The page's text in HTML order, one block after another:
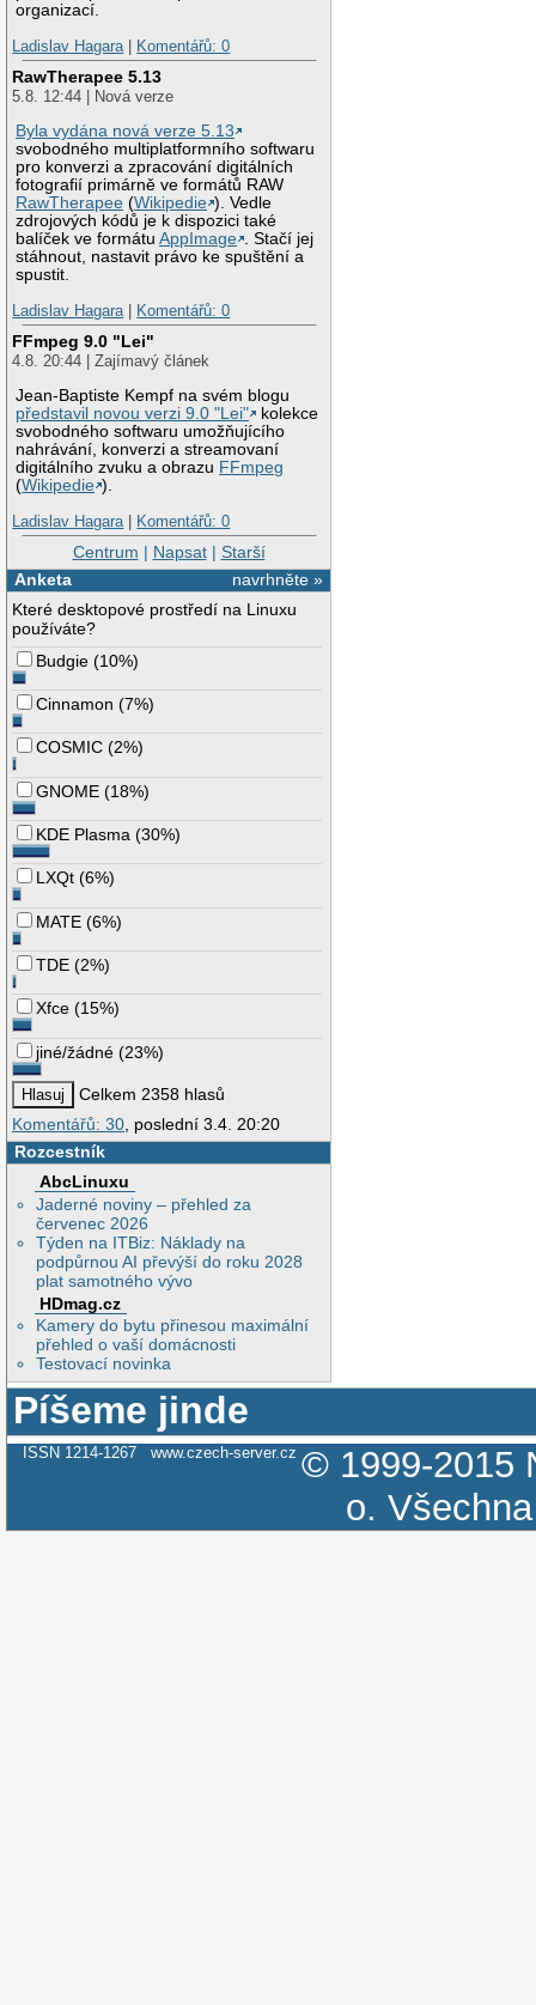
organizací.
Ladislav Hagara | Komentářů: 0
RawTherapee 5.13
5.8. 12:44 | Nová verze
Byla vydána nová verze 5.13
svobodného multiplatformního softwaru
pro konverzi a zpracování digitálních
fotografií primárně ve formátů RAW
RawTherapee (Wikipedie ). Vedle
zdrojových kódů je k dispozici také
balíček ve formátuAppImage
. Stačí jej
stáhnout, nastavit právo ke spuštění a
spustit.
Ladislav Hagara | Komentářů: 0
FFmpeg 9.0 "Lei"
4.8. 20:44 | Zajímavý článek
Jean-Baptiste Kempf na svém blogu
představil novou verzi 9.0 "Lei"
kolekce
svobodného softwaru umožňujícího
nahrávání, konverzi a streamovaní
digitálního zvuku a obrazu FFmpeg
(Wikipedie ).
Ladislav Hagara | Komentářů: 0
Centrum | Napsat| Starší
navrhněte »
Anketa
Které desktopové prostředí na Linuxu
používáte?
Budgie (10%)
Cinnamon (7%)
COSMIC (2%)
GNOME (18%)
KDE Plasma (30%)
LXQt (6%)
MATE (6%)
TDE (2%)
Xfce (15%)
jiné/žádné (23%)
Celkem 2358 hlasů
Komentářů: 30, poslední 3.4. 20:20
Rozcestník
AbcLinuxu
Jaderné noviny – přehled za
červenec 2026
Týden na ITBiz: Náklady na
podpůrnou AI převýší do roku 2028
plat samotného vývo
HDmag.cz
Kamery do bytu přinesou maximální
přehled o vaší domácnosti
Testovací novinka
Píšeme jinde
ISSN 1214-1267 www.czech-server.cz © 1999-2015
o.